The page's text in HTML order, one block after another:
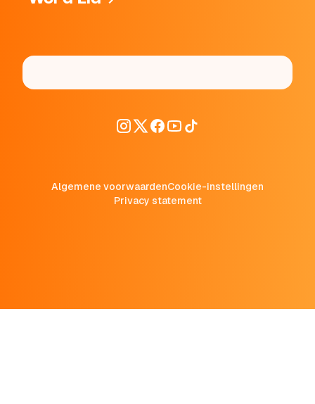
Algemene voorwaardenCookie-instellingen
Privacy statement